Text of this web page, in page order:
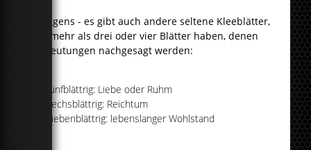
Übrigens - es gibt auch andere seltene Kleeblätter,
die mehr als drei oder vier Blätter haben, denen
Bedeutungen nachgesagt werden:
fünfblättrig: Liebe oder Ruhm
sechsblättrig: Reichtum
siebenblättrig: lebenslanger Wohlstand